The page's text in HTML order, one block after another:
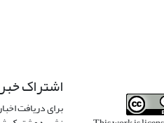
اشتراک
برای دریافت